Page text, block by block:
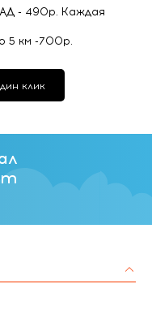
- 490р. Каждая
5 км -700р.
клик